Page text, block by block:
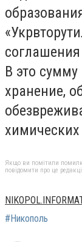
В это сумму
хранение,
Якщо ви помітили
повідомити про це
#Никополь